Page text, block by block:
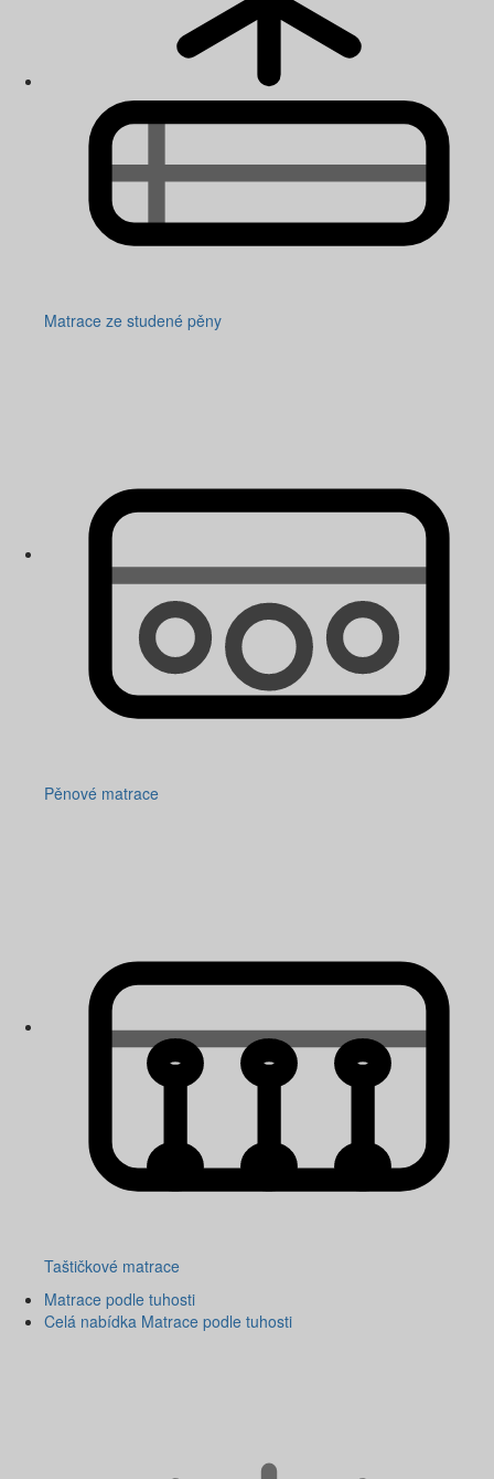
Matrace ze studené pěny
Pěnové matrace
Taštičkové matrace
Matrace podle tuhosti
Celá nabídka Matrace podle tuhosti